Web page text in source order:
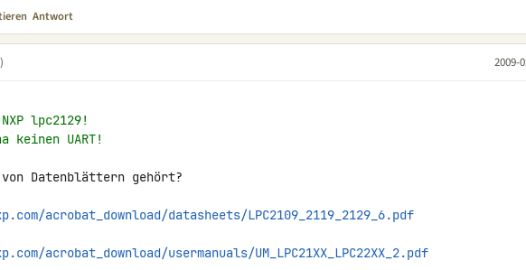
Antwort
2009-
lpc2129!
keinen UART!
von Datenblättern gehört?
acrobat_download/datasheets/LPC2109_2119_2129_6.pdf
acrobat_download/usermanuals/UM_LPC21XX_LPC22XX_2.pdf